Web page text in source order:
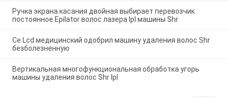
Ручка экрана касания двойная выбирает перевозчик
постоянное Epilator волос лазера Ipl машины Shr
Ce Lcd медицинский одобрил машину удаления волос Shr
безболезненную
Вертикальная многофункциональная обработка угорь
машины удаления волос Shr Ipl